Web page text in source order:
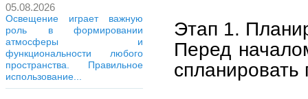
05.08.2026
Освещение играет важную
роль в формировании
атмосферы и
функциональности любого
пространства. Правильное
использование...
Этап 1.
Перед
спланировать